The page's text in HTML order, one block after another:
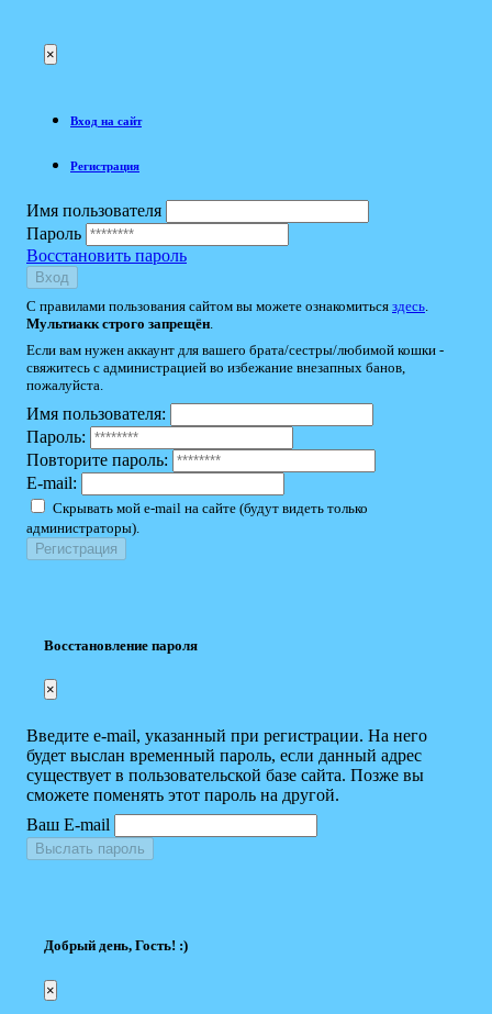
×
Вход на сайт
Регистрация
Имя пользователя
Пароль
Восстановить пароль
Вход
С правилами пользования сайтом вы можете ознакомиться здесь
Мультиакк строго запрещён
Если вам нужен аккаунт для вашего брата/сестры/любимой кошки -
свяжитесь с администрацией во избежание внезапных банов,
пожалуйста.
Имя пользователя:
Пароль:
Повторите пароль:
E-mail:
Скрывать мой e-mail на сайте (будут видеть только
администраторы).
Восстановление пароля
×
Введите e-mail, указанный при регистрации. На него
будет выслан временный пароль, если данный адрес
существует в пользовательской базе сайта. Позже вы
сможете поменять этот пароль на другой.
Ваш E-mail
Выслать пароль
Добрый день, Гость! :)
×